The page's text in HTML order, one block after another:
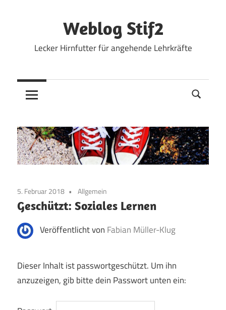
Weblog Stif2
Lecker Hirnfutter für angehende Lehrkräfte
5. Februar 2018 Allgemein
Geschützt: Soziales Lernen
Veröffentlicht von Fabian Müller-Klug
Dieser Inhalt ist passwortgeschützt. Um ihn
anzuzeigen, gib bitte dein Passwort unten ein: